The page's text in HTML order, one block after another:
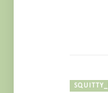
SQUITTY_I